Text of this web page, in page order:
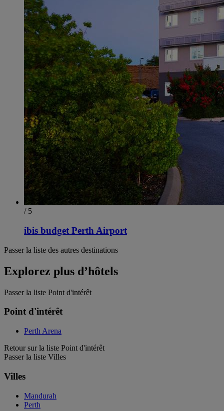
/ 5
ibis budget Perth Airport
Passer la liste des autres destinations
Explorez plus d’hôtels
Passer la liste Point d'intérêt
Point d'intérêt
Perth Arena
Retour sur la liste Point d'intérêt
Passer la liste Villes
Villes
Mandurah
Perth